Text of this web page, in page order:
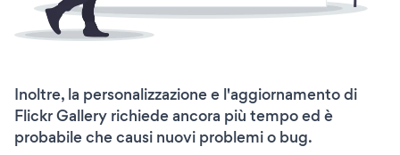
Inoltre, la personalizzazione e l'aggiornamento di
Flickr Gallery richiede ancora più tempo ed è
probabile che causi nuovi problemi o bug.